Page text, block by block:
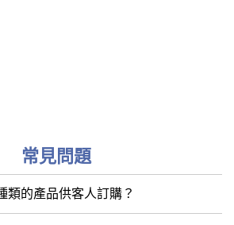
常見問題
類的產品供客人訂購？